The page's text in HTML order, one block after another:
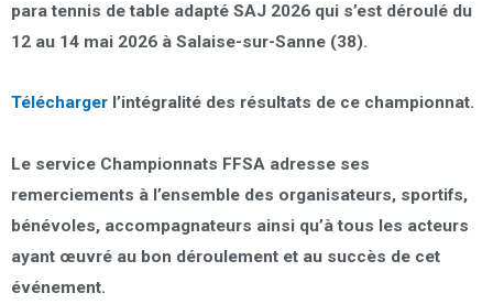
para tennis de table adapté SAJ 2026 qui s’est déroulé du
12 au 14 mai 2026 à Salaise-sur-Sanne (38).
Télécharger l’intégralité des résultats de ce championnat.
Le service Championnats FFSA adresse ses
remerciements à l’ensemble des organisateurs, sportifs,
bénévoles, accompagnateurs ainsi qu’à tous les acteurs
ayant œuvré au bon déroulement et au succès de cet
événement.